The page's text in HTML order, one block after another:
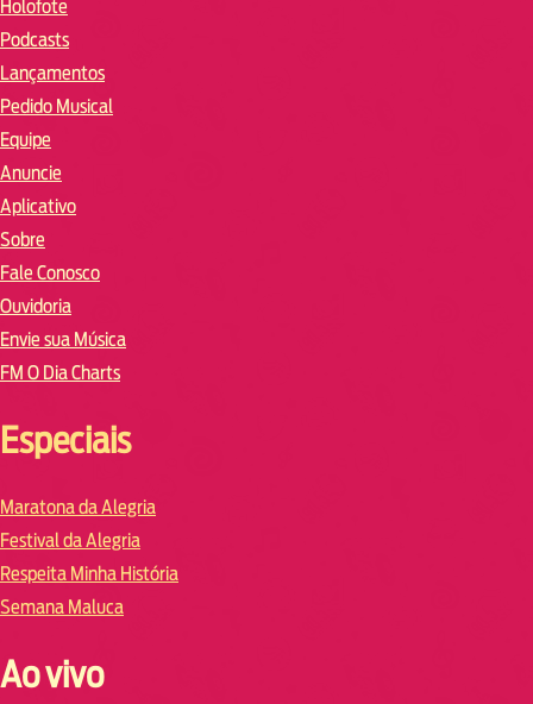
Holofote
Podcasts
Lançamentos
Pedido Musical
Equipe
Anuncie
Aplicativo
Sobre
Fale Conosco
Ouvidoria
Envie sua Música
FM O Dia Charts
Especiais
Maratona da Alegria
Festival da Alegria
Respeita Minha História
Semana Maluca
Ao vivo